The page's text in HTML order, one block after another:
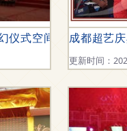
仪式空间的创新选择
成都超艺
更新时间：